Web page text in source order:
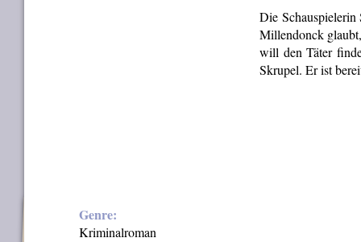
Die
Millendonck
will den Täter
Skrupel. Er ist
Genre:
Kriminalroman